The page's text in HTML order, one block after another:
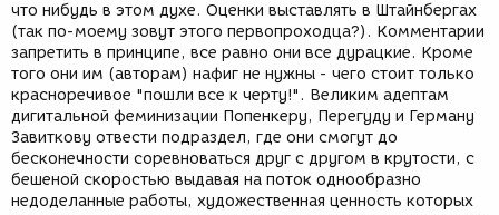
что нибудь в этом духе. Оценки выставлять в Штайнбергах
(так по-моему зовут этого первопроходца?). Комментарии
запретить в принципе, все равно они все дурацкие. Кроме
того они им (авторам) нафиг не нужны - чего стоит только
красноречивое "пошли все к черту!". Великим адептам
дигитальной феминизации Попенкеру, Перегуду и Герману
Завиткову отвести подраздел, где они смогут до
бесконечности соревноваться друг с другом в крутости, с
бешеной скоростью выдавая на поток однообразно
недоделанные работы, художественная ценность которых